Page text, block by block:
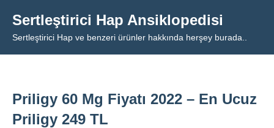
geçSertleştirici Hap Ansiklopedisi
Sertleştirici Hap ve benzeri ürünler hakkında herşey burada..
Priligy 60 Mg Fiyatı 2022 – En Ucuz
Priligy 249 TL